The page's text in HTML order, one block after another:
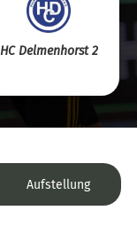
HC Delmenhorst 2
Aufstellung